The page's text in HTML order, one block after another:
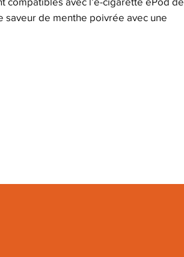
saveur de menthe poivrée avec une